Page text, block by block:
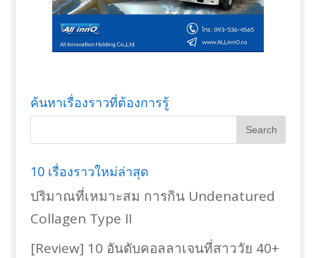
ค้นหาเรื่องราวที่ต้องการรู้
10 เรื่องราวใหม่ล่าสุด
ปริมาณที่เหมาะสม การกิน Undenatured
Collagen Type II
[Review] 10 อันดับคอลลาเจนที่สาววัย 40+